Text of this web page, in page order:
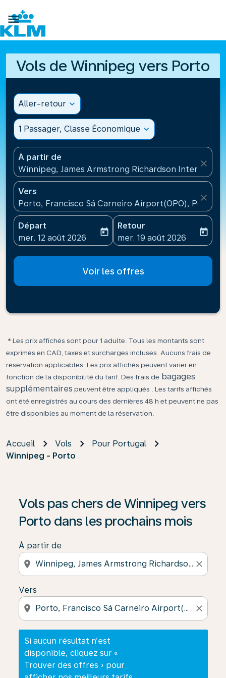

Vols de Winnipeg vers Porto
Aller-retour expand_more
1 Passager, Classe Économique expand_more
À partir de
Winnipeg, James Armstrong Richardson
close
Vers
Porto, Francisco Sá Carneiro Airport(OPO), Portugal
close
Départ
fc-booking-departure-date-aria-label
mer. 12 août 2026
today
Retour
fc-booking-return-date-
mer. 19 août 2026
today
Voir les offres
* Les prix affichés sont pour 1 adulte. Tous les montants sont
exprimés en CAD, taxes et surcharges incluses. Aucuns frais de
réservation applicables. Les prix affichés peuvent varier en
fonction de la disponibilité du tarif. Des frais de bagages
supplémentaires peuvent être appliqués . Les tarifs affichés
ont été enregistrés au cours des dernières 48 h et peuvent ne pas
être disponibles au moment de la réservation.
Accueil Vols
Pour Portugal
Winnipeg - Porto
Vols pas chers de Winnipeg vers
Porto dans les prochains mois
À partir de
location_on close
Vers
location_on close
Si aucun résultat n’est
disponible, cliquez sur «
Trouver des offres » pour
Si aucun résultat n’est disponible, cliquez sur «